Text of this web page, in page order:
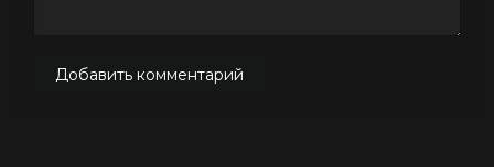
Добавить комментарий